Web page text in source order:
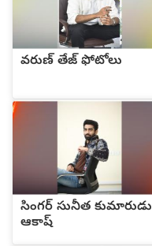
వరుణ్ తేజ్ ఫోటోలు
సింగర్ సునీత కుమారుడు
ఆకాష్